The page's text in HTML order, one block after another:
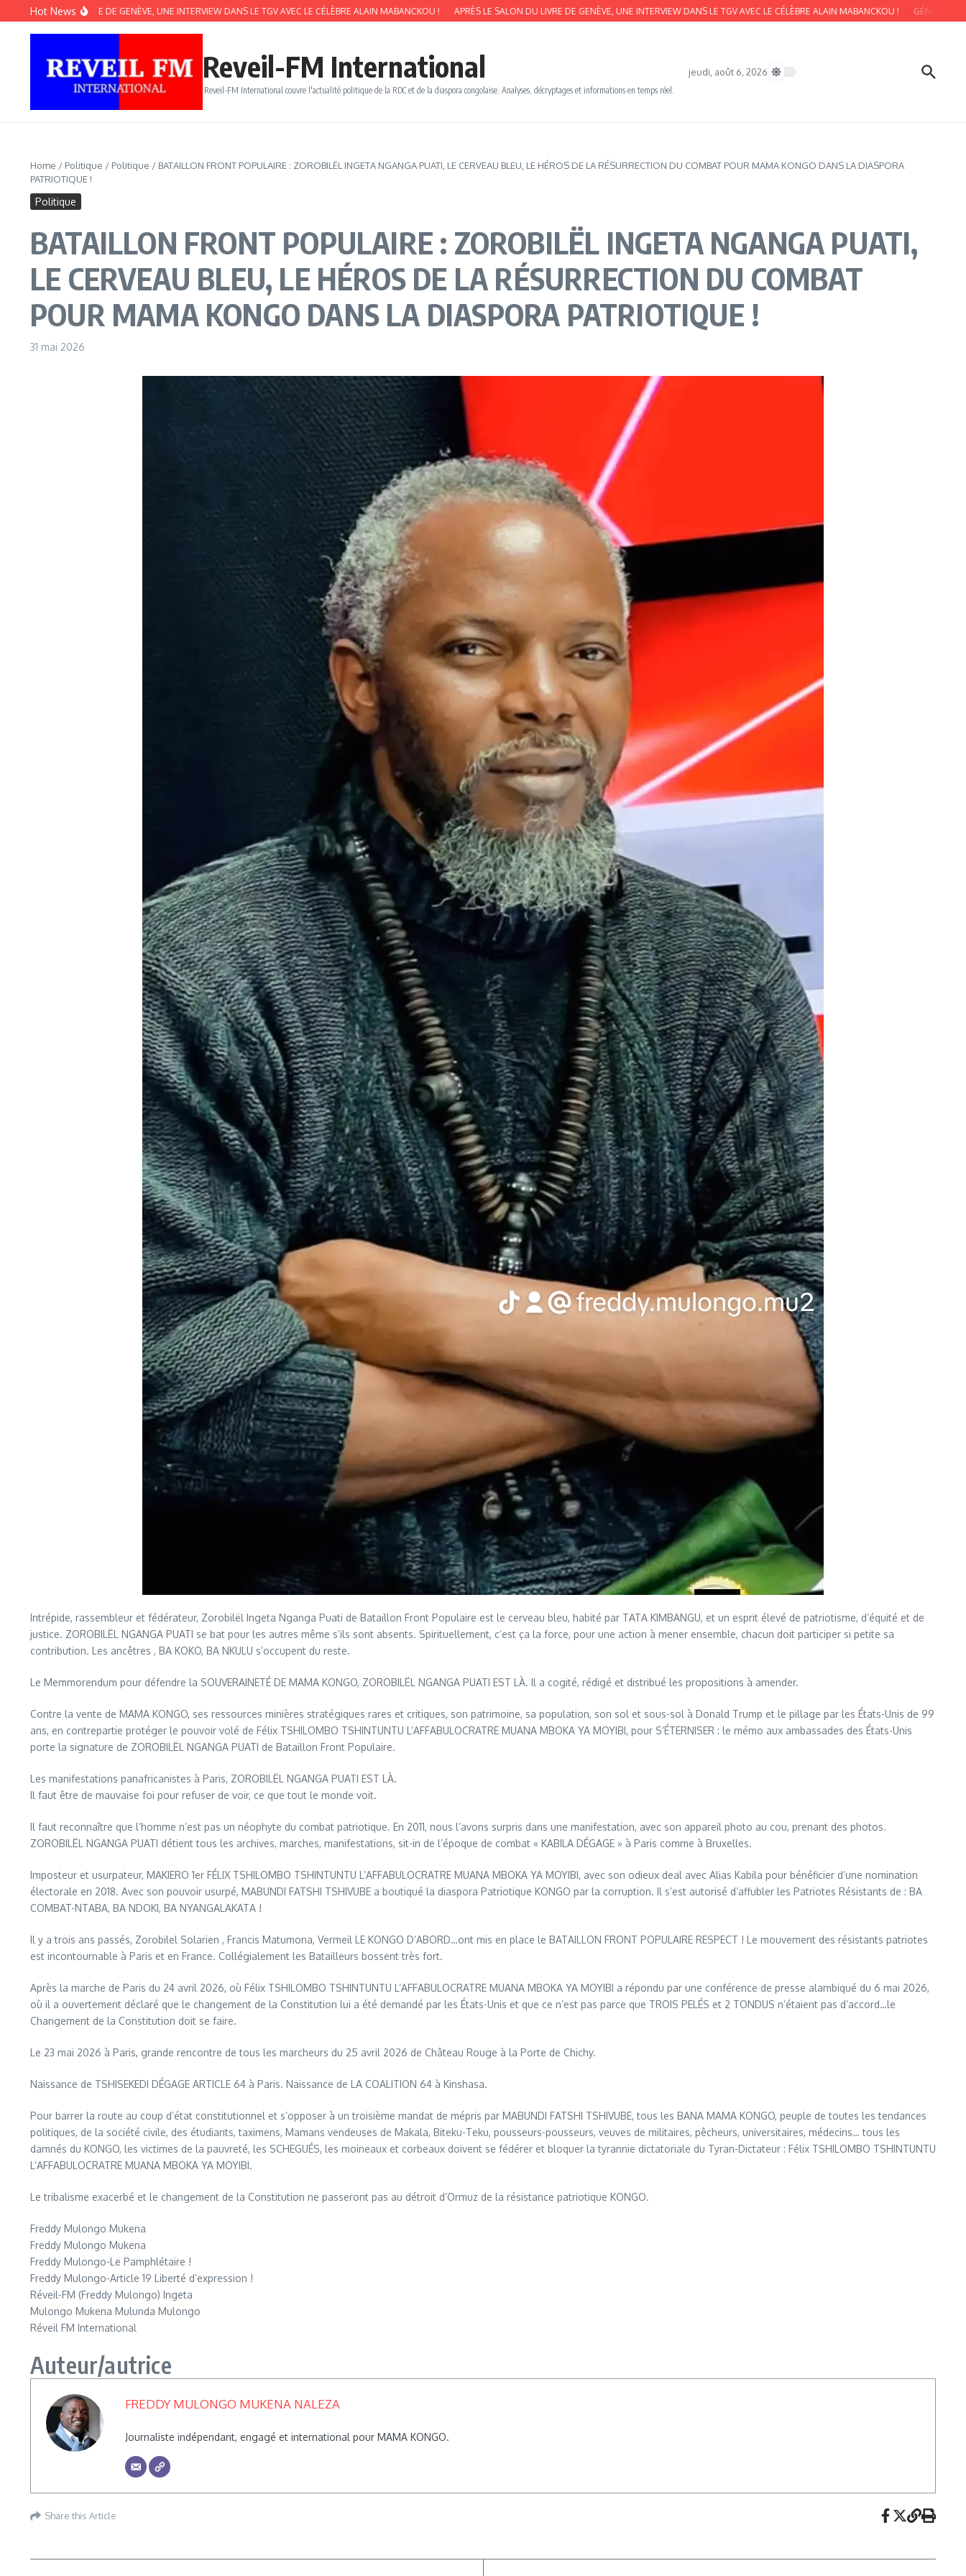
Aller au contenu
Hot News
DU LIVRE DE GENÈVE, UNE INTERVIEW DANS LE TGV AVEC LE CÉLÈBRE ALAIN MABANCKOU ! APRÈS LE SALON DU LIVRE DE GENÈVE, UNE INTERVIEW DANS LE TGV AVEC LE CÉLÈBRE ALAIN MABANCKOU ! GÉNOCIDE DU 2 AOÛT
Reveil-FM International
Reveil-FM International couvre l'actualité politique de la RDC et de la diaspora congolaise. Analyses, décryptages et informations en temps réel.
jeudi, août 6, 2026
Home / Politique / Politique / BATAILLON FRONT POPULAIRE : ZOROBILËL INGETA NGANGA PUATI, LE CERVEAU BLEU, LE HÉROS DE LA RÉSURRECTION DU COMBAT POUR MAMA KONGO DANS LA DIASPORA
PATRIOTIQUE !
Politique
BATAILLON FRONT POPULAIRE : ZOROBILËL INGETA NGANGA PUATI,
LE CERVEAU BLEU, LE HÉROS DE LA RÉSURRECTION DU COMBAT
POUR MAMA KONGO DANS LA DIASPORA PATRIOTIQUE !
31 mai 2026
Intrépide, rassembleur et fédérateur, Zorobilël Ingeta Nganga Puati de Bataillon Front Populaire est le cerveau bleu, habité par TATA KIMBANGU, et un esprit élevé de patriotisme, d’équité et de
justice. ZOROBILËL NGANGA PUATI se bat pour les autres même s’ils sont absents. Spirituellement, c’est ça la force, pour une action à mener ensemble, chacun doit participer si petite sa
contribution. Les ancêtres , BA KOKO, BA NKULU s’occupent du reste.
Le Memmorendum pour défendre la SOUVERAINETÉ DE MAMA KONGO, ZOROBILËL NGANGA PUATI EST LÀ. Il a cogité, rédigé et distribué les propositions à amender.
Contre la vente de MAMA KONGO, ses ressources minières stratégiques rares et critiques, son patrimoine, sa population, son sol et sous-sol à Donald Trump et le pillage par les États-Unis de 99
ans, en contrepartie protéger le pouvoir volé de Félix TSHILOMBO TSHINTUNTU L’AFFABULOCRATRE MUANA MBOKA YA MOYIBI, pour S’ÉTERNISER : le mémo aux ambassades des États-Unis
porte la signature de ZOROBILËL NGANGA PUATI de Bataillon Front Populaire.
Les manifestations panafricanistes à Paris, ZOROBILËL NGANGA PUATI EST LÀ.
Il faut être de mauvaise foi pour refuser de voir, ce que tout le monde voit.
Il faut reconnaître que l’homme n’est pas un néophyte du combat patriotique. En 2011, nous l’avons surpris dans une manifestation, avec son appareil photo au cou, prenant des photos.
ZOROBILËL NGANGA PUATI détient tous les archives, marches, manifestations, sit-in de l’époque de combat « KABILA DÉGAGE » à Paris comme à Bruxelles.
Imposteur et usurpateur, MAKIERO 1er FÉLIX TSHILOMBO TSHINTUNTU L’AFFABULOCRATRE MUANA MBOKA YA MOYIBI, avec son odieux deal avec Alias Kabila pour bénéficier d’une nomination
électorale en 2018. Avec son pouvoir usurpé, MABUNDI FATSHI TSHIVUBE a boutiqué la diaspora Patriotique KONGO par la corruption. Il s’est autorisé d’affubler les Patriotes Résistants de : BA
COMBAT-NTABA, BA NDOKI, BA NYANGALAKATA !
Il y a trois ans passés, Zorobilel Solarien , Francis Matumona, Vermeil LE KONGO D’ABORD…ont mis en place le BATAILLON FRONT POPULAIRE RESPECT ! Le mouvement des résistants patriotes
est incontournable à Paris et en France. Collégialement les Batailleurs bossent très fort.
Après la marche de Paris du 24 avril 2026, où Félix TSHILOMBO TSHINTUNTU L’AFFABULOCRATRE MUANA MBOKA YA MOYIBI a répondu par une conférence de presse alambiqué du 6 mai 2026,
où il a ouvertement déclaré que le changement de la Constitution lui a été demandé par les États-Unis et que ce n’est pas parce que TROIS PELÉS et 2 TONDUS n’étaient pas d’accord…le
Changement de la Constitution doit se faire.
Le 23 mai 2026 à Paris, grande rencontre de tous les marcheurs du 25 avril 2026 de Château Rouge à la Porte de Chichy.
Naissance de TSHISEKEDI DÉGAGE ARTICLE 64 à Paris. Naissance de LA COALITION 64 à Kinshasa.
Pour barrer la route au coup d’état constitutionnel et s’opposer à un troisième mandat de mépris par MABUNDI FATSHI TSHIVUBE, tous les BANA MAMA KONGO, peuple de toutes les tendances
politiques, de la société civile, des étudiants, taximens, Mamans vendeuses de Makala, Biteku-Teku, pousseurs-pousseurs, veuves de militaires, pêcheurs, universitaires, médecins… tous les
damnés du KONGO, les victimes de la pauvreté, les SCHEGUÉS, les moineaux et corbeaux doivent se fédérer et bloquer la tyrannie dictatoriale du Tyran-Dictateur : Félix TSHILOMBO TSHINTUNTU
L’AFFABULOCRATRE MUANA MBOKA YA MOYIBI.
Le tribalisme exacerbé et le changement de la Constitution ne passeront pas au détroit d’Ormuz de la résistance patriotique KONGO.
Freddy Mulongo Mukena
Freddy Mulongo Mukena
Freddy Mulongo-Le Pamphlétaire !
Freddy Mulongo-Article 19 Liberté d’expression !
Réveil-FM (Freddy Mulongo) Ingeta
Mulongo Mukena Mulunda Mulongo
Réveil FM International
Auteur/autrice
FREDDY MULONGO MUKENA NALEZA
Journaliste indépendant, engagé et international pour MAMA KONGO.
Share this Article